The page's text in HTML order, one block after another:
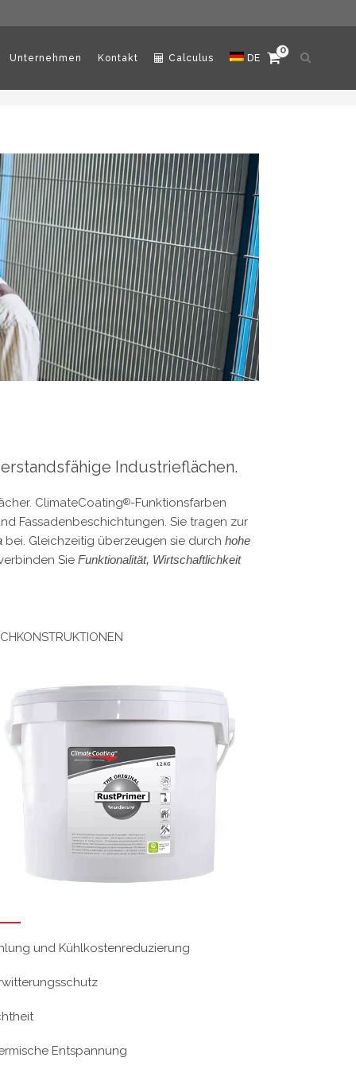
0
Suche
Unternehmen Kontakt Calculus DE
Industrieflächen.
ClimateCoating®-Funktionsfarben
Fassadenbeschichtungen. Sie tragen zur
bei. Gleichzeitig überzeugen sie durch hohe
Sie Funktionalität, Wirtschaftlichkeit
und Kühlkostenreduzierung
Entspannung